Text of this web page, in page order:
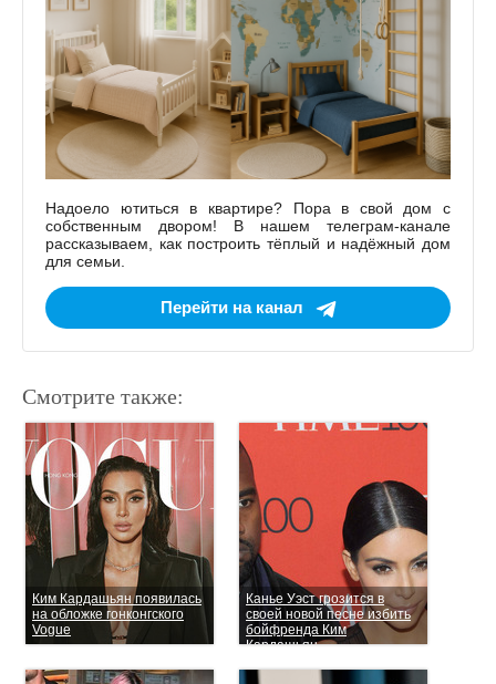
Надоело ютиться в квартире? Пора в свой дом с
собственным двором! В нашем телеграм-канале
рассказываем, как построить тёплый и надёжный дом
для семьи.
Перейти на канал
Смотрите также:
Ким Кардашьян появилась
на обложке гонконгского
Vogue
Канье Уэст грозится в
своей новой песне избить
бойфренда Ким
Кардашьян